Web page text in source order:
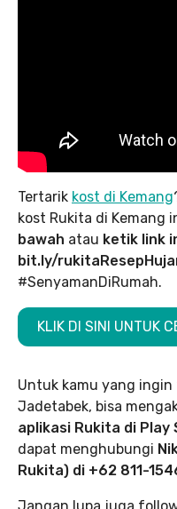
Tertarik kost di Kemang
kost Rukita di Kemang
bawah atau ketik link
bit.ly/
#SenyamanDiRumah.
KLIK DI SINI UNTUK
Untuk kamu yang
Jadetabek, bisa
aplikasi Rukita di
dapat menghubungi
Rukita) di +62 811-
Jangan lupa juga